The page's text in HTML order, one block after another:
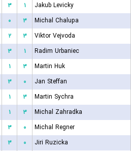
۳ ۱
Jakub Levicky
۰ ۳
Michal Chalupa
۲ ۳
Viktor Vejvoda
۳ ۱
Radim Urbaniec
۱ ۳
Martin Huk
۳ ۰
Jan Steffan
۱ ۳
Martin Sychra
۱ ۳
Michal Zahradka
۳ ۰
Michal Regner
۳ ۰
Jiri Ruzicka